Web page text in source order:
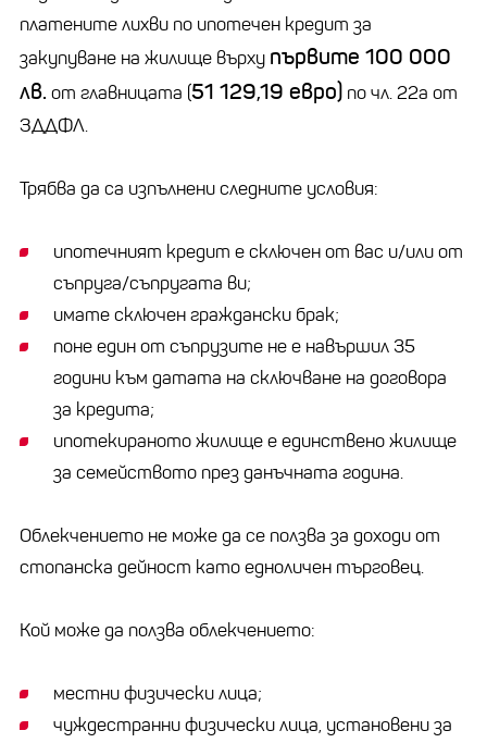
платените лихви по ипотечен кредит за
закупуване на жилище върху първите 100 000
лв. от главницата (51 129,19 евро) по чл. 22а от
ЗДДФЛ.
Трябва да са изпълнени следните условия:
ипотечният кредит е сключен от вас и/или от
съпруга/съпругата ви;
имате сключен граждански брак;
поне един от съпрузите не е навършил 35
години към датата на сключване на договора
за кредита;
ипотекираното жилище е единствено жилище
за семейството през данъчната година.
Облекчението не може да се ползва за доходи от
стопанска дейност като едноличен търговец.
Кой може да ползва облекчението:
местни физически лица;
чуждестранни физически лица, установени за